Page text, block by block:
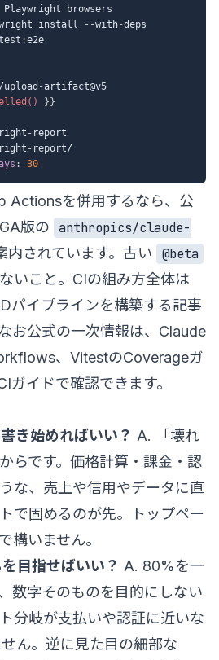
browsers
install - -with-deps
:e2e
-artifact@v5
} }
- report
- report/
: 30
Actionsを併用するなら、公
版の anthropics/claude-
内されています。古い
@beta
いこと。CIの組み方全体は
パイプラインを構築する記事
お公式の一次情報は、 Claude
、 VitestのCoverageガ
ガイドで確認できます。
き始めればいい？ A. 「壊れ
らです。価格計算・課金・認
な、売上や信用やデータに直
で固めるのが先。トップペー
構いません。
目指せばいい？ A. 80%を一
数字そのものを目的にしない
分岐が支払いや認証に近いな
ん。逆に見た目の細部な